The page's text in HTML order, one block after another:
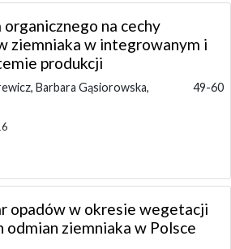
na cechy
ziemniaka w integrowanym i
produkcji
Barbara Gąsiorowska,
49-60
opadów w okresie wegetacji
odmian ziemniaka w Polsce